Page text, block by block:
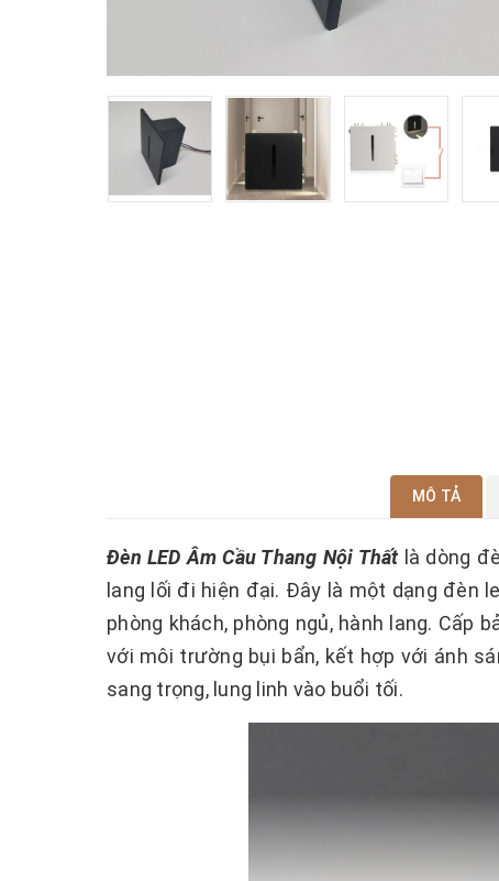
MÔ TẢ
Đèn LED Âm Cầu Thang Nội Thất là dòng
lang lối đi hiện đại. Đây là một dạng đèn
phòng khách, phòng ngủ, hành lang. Cấp
với môi trường bụi bẩn, kết hợp với ánh
sang trọng, lung linh vào buổi tối.